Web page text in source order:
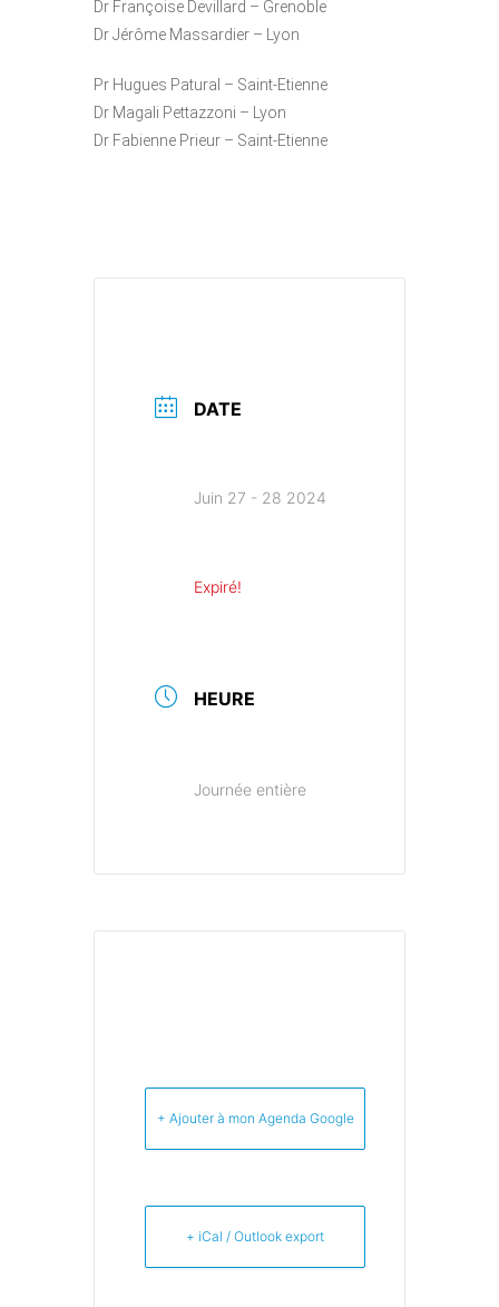
Dr Françoise Devillard – Grenoble
Dr Jérôme Massardier – Lyon
Pr Hugues Patural – Saint-Etienne
Dr Magali Pettazzoni – Lyon
Dr Fabienne Prieur – Saint-Etienne
DATE
Juin 27 - 28 2024
Expiré!
HEURE
Journée entière
+ Ajouter à mon Agenda Google
+ iCal / Outlook export